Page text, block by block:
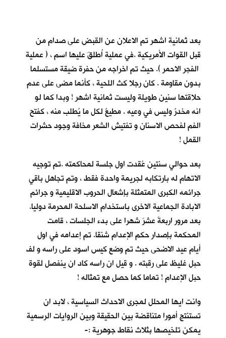
بعد ثمانية اشهر تم الاعلان عن القبض على صدام من
قبل القوات الأمريكية .في عملية اُطلقَ عليها اسم ، ( عملية
الفجر الاحمر ). حيث تم اخراجه من حفرة ضيقة مستسلما
بدون مقاومة . كان رجلا كث اللحية ، كأنما مضى على عدم
حلاقتها سنين طويلة وليست ثمانية اشهر ! وبدا كما لو
انه مخدرٌ وليس في وعيه . مطيعٌ لكل ما يُطلب منه ، كفتح
الفم لفحص الاسنان و تفتيش الشعر مخافة وجود حشرات
القمل !
بعد حوالي سنتين عُقدت اول جلسة لمحاكمته .تم توجيه
الاتهام له بارتكابه لجريمة واحدة فقط ، وتم تجاهل باقي
جرائمه الكبرى المتمثلة بإشعال الحروب الاقليمية و جرائم
الابادة الجماعية الاخرى باستخدام الاسلحة المحرمة دوليا.
بعد مرور اربعةَ عشرَ شهرا على بدء الجلسات ، قامت
المحكمة بإصدار حكم الإعدام شنقا. تم إعدامه في اول
أيام عيد الاضحى حيث تم وضع كيس اسود على راسه و لف
حبل غليظ على رقبته . و قيل ان راسه كاد ان ينفصل لقوة
حبل الإعدام ! تماما كما حصل مع تمثاله !
وانت ايها المحلل لمجرى الاحداث السياسية ، لابد ان
تستنتج أمورا متناقضة بين الحقيقة وبين الروايات الرسمية
يمكن تلخيصها بثلاث نقاط جوهرية :-